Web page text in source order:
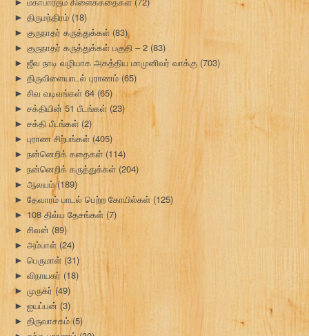
► திருமந்திரம்(18)
► குருநாதர் கருத்துக்கள் (83)
► குருநாதர் கருத்துக்கள் பகுதி – 2 (83)
► ஜீவ நாடி வழியாக அகத்திய மாமுனிவர் வாக்கு (703)
► திருவிளையாடல் புராணம் (65)
► சிவ வடிவங்கள் 64 (65)
► சக்தியின் 51 பீடங்கள் (23)
► சக்தி பீடங்கள் (2)
► புராண சிற்பங்கள் (405)
► நன்னெறிக் கதைகள் (114)
► நன்னெறிக் கருத்துக்கள் (204)
► ஆலயம்(189)
► தேவாரம் பாடல் பெற்ற கோயில்கள் (125)
► 108 திவ்ய தேசங்கள் (7)
► சிவன் (89)
► அம்பாள் (24)
► பெருமாள் (31)
► விநாயகர் (18)
► முருகர் (49)
► ஐயப்பன் (3)
► திருவாசகம்(5)